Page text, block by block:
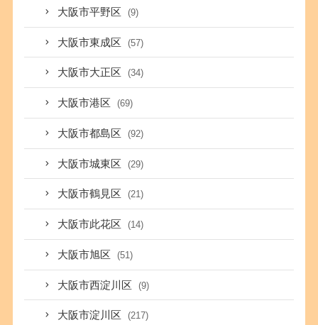
大阪市平野区 (9)
大阪市東成区 (57)
大阪市大正区 (34)
大阪市港区 (69)
大阪市都島区 (92)
大阪市城東区 (29)
大阪市鶴見区 (21)
大阪市此花区 (14)
大阪市旭区 (51)
大阪市西淀川区 (9)
大阪市淀川区 (217)